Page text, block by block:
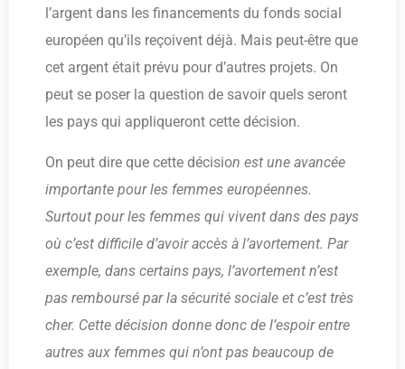
l’argent dans les financements du fonds social
européen qu’ils reçoivent déjà. Mais peut-être que
cet argent était prévu pour d’autres projets. On
peut se poser la question de savoir quels seront
les pays qui appliqueront cette décision.
On peut dire que cette décision est une avancée
importante pour les femmes européennes.
Surtout pour les femmes qui vivent dans des pays
où c’est difficile d’avoir accès à l’avortement. Par
exemple, dans certains pays, l’avortement n’est
pas remboursé par la sécurité sociale et c’est très
cher. Cette décision donne donc de l’espoir entre
autres aux femmes qui n’ont pas beaucoup de